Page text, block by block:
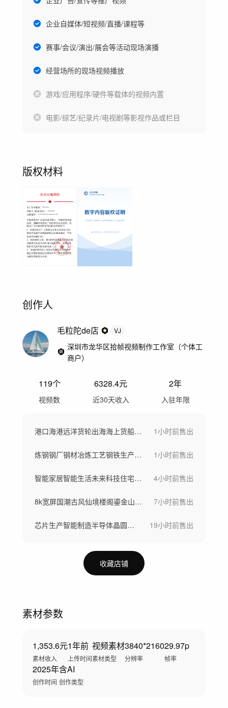
企业自媒体/短视频/直播/课程等
赛事/会议/演出/展会等活动现场演播
经营场所的现场视频播放
游戏/应用程序/硬件等载体的视频内置
电影/综艺/纪录片/电视剧等影视作品或栏目
版权材料
创作人
毛粒陀de店 VJ
深圳市龙华区拾帧视频制作工作室（个体工
商户）
119个
视频数
6328.4元
近30天收入
2年
入驻年限
港口海港远洋货轮出海海上货船一带一路 1小时前售出
炼钢钢厂钢材冶炼工艺钢铁生产大型工厂航拍 1小时前售出
智能家居智能生活未来科技住宅智慧社区 4小时前售出
8k宽屏国潮古风仙境楼阁鎏金山水仙鹤背景 7小时前售出
芯片生产智能制造半导体晶圆制造高科技车间 19小时前售出
收藏店铺
素材参数
1,353.6元
素材收入
1年前
上传时间
视频素材
素材类型
3840*2160
分辨率
29.97p
帧率
2025年
创作时间
含AI
创作类型